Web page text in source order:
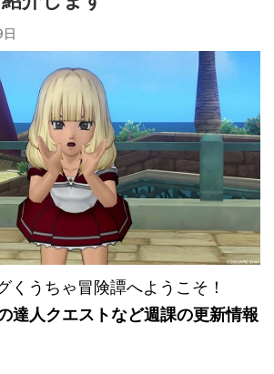
くうちゃ冒険譚へようこそ！
達人クエストなど週課の更新情報